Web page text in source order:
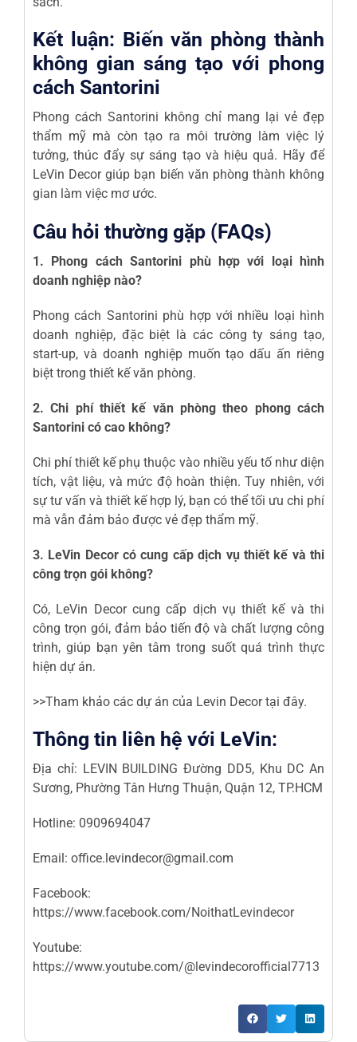
Kết luận: Biến văn phòng thành
không gian sáng tạo với phong
cách Santorini
Phong cách Santorini không chỉ mang lại vẻ đẹp
thẩm mỹ mà còn tạo ra môi trường làm việc lý
tưởng, thúc đẩy sự sáng tạo và hiệu quả. Hãy để
LeVin Decor giúp bạn biến văn phòng thành không
gian làm việc mơ ước.
Câu hỏi thường gặp (FAQs)
1. Phong cách Santorini phù hợp với loại hình
doanh nghiệp nào?
Phong cách Santorini phù hợp với nhiều loại hình
doanh nghiệp, đặc biệt là các công ty sáng tạo,
start-up, và doanh nghiệp muốn tạo dấu ấn riêng
biệt trong thiết kế văn phòng.
2. Chi phí thiết kế văn phòng theo phong cách
Santorini có cao không?
Chi phí thiết kế phụ thuộc vào nhiều yếu tố như diện
tích, vật liệu, và mức độ hoàn thiện. Tuy nhiên, với
sự tư vấn và thiết kế hợp lý, bạn có thể tối ưu chi phí
mà vẫn đảm bảo được vẻ đẹp thẩm mỹ.
3. LeVin Decor có cung cấp dịch vụ thiết kế và thi
công trọn gói không?
Có, LeVin Decor cung cấp dịch vụ thiết kế và thi
công trọn gói, đảm bảo tiến độ và chất lượng công
trình, giúp bạn yên tâm trong suốt quá trình thực
hiện dự án.
>>Tham khảo các dự án của Levin Decortại đây.
Thông tin liên hệ với LeVin:
Địa chỉ: LEVIN BUILDING Đường DD5, Khu DC An
Sương, Phường Tân Hưng Thuận, Quận 12, TP.HCM
Hotline: 0909694047
Email: office.levindecor@gmail.com
Facebook:
https://www.facebook.com/NoithatLevindecor
Youtube:
https://www.youtube.com/@levindecorofficial7713